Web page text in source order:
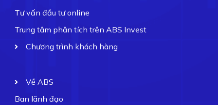
Tư vấn đầu tư online
Trung tâm phân tích trên ABS Invest
Chương trình khách hàng
Về ABS
Ban lãnh đạo